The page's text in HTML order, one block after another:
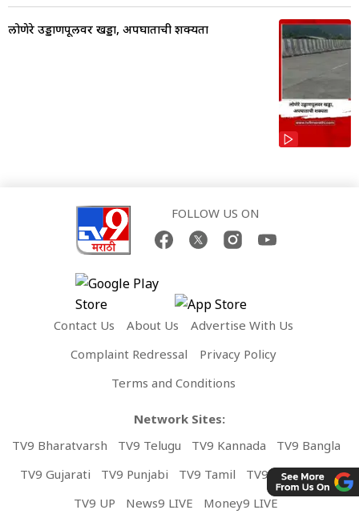
लोणेरे उड्डाणपूलवर खड्डा, अपघाताची शक्यता
FOLLOW US ON
Contact Us About Us
Advertise With Us
Complaint Redressal
Privacy Policy
Terms and Conditions
Network Sites:
TV9 Bharatvarsh
TV9 Telugu TV9 Kannada
TV9 Bangla
TV9 Gujarati
TV9 Punjabi TV9 Tamil
TV9 Malayalam
TV9 UP
News9 LIVE Money9 LIVE